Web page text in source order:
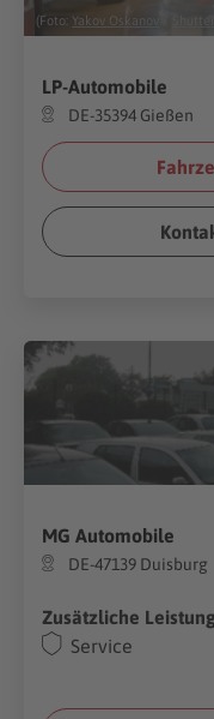
(Foto: Yakov Oskanov
LP-Automobile
DE-35394 Gießen
MG Automobile
DE-47139 Duisburg
Zusätzliche
Service